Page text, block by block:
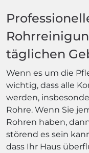
täglichen
Wenn es um die
wichtig, dass alle
werden,
Rohre. Wenn Sie
Rohren haben,
störend es sein
dass Ihr Haus